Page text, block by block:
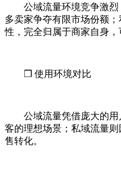
公域流量环境竞争激
多卖家争夺有限市场份额
性，完全归属于商家自身
❒ 使用环境对比
公域流量凭借庞大的
客的理想场景；私域流量
售转化。